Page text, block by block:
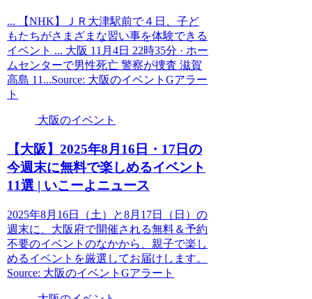
... 【NHK】ＪＲ大津駅前で４日、子ど
もたちがさまざまな習い事を体験できる
イベント ... 大阪 11月4日 22時35分 · ホー
ムセンターで男性死亡 警察が捜査 滋賀
高島 11...Source: 大阪のイベントGアラー
ト
大阪のイベント
【大阪】2025年8月16日・17日の
今週末に無料で楽しめるイベント
11選 | いこーよニュース
2025年8月16日（土）と8月17日（日）の
週末に、大阪府で開催される無料＆予約
不要のイベントのなかから、親子で楽し
めるイベントを厳選してお届けします。
Source: 大阪のイベントGアラート